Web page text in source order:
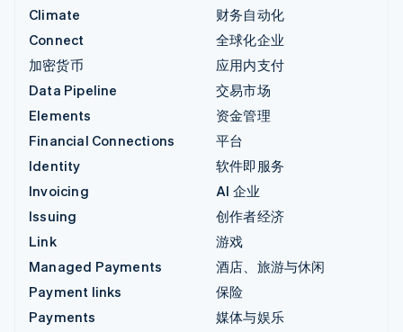
Climate
Connect
加密货币
Data Pipeline
Elements
Financial Connections
Identity
Invoicing
Issuing
Link
Managed Payments
Payment links
Payments
财务自动化
全球化企业
应用内支付
交易市场
资金管理
平台
软件即服务
AI 企业
创作者经济
游戏
酒店、旅游与休闲
保险
媒体与娱乐